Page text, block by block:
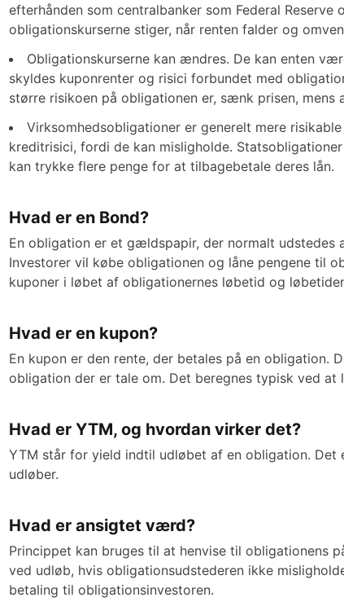
efterhånden som centralbanker som Federal
obligationskurserne stiger, når renten falder og
Obligationskurserne kan ændres. De kan enten
skyldes kuponrenter og risici forbundet med
større risikoen på obligationen er, sænk prisen, mens
Virksomhedsobligationer er generelt mere
kreditrisici, fordi de kan misligholde.
kan trykke flere penge for at tilbagebetale deres lån.
Hvad er en Bond?
En obligation er et gældspapir, der normalt
Investorer vil købe obligationen og låne pengene til
kuponer i løbet af obligationernes løbetid og
Hvad er en kupon?
En kupon er den rente, der betales på en obligation.
obligation der er tale om. Det beregnes typisk ved
Hvad er YTM, og hvordan virker det?
YTM står for yield indtil udløbet af en obligation.
udløber.
Hvad er ansigtet værd?
Princippet kan bruges til at henvise til obligationens
ved udløb, hvis obligationsudstederen ikke
betaling til obligationsinvestoren.